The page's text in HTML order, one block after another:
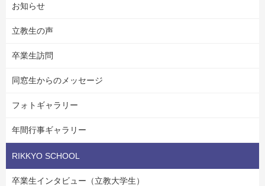
お知らせ
立教生の声
卒業生訪問
同窓生からのメッセージ
フォトギャラリー
年間行事ギャラリー
RIKKYO SCHOOL
卒業生インタビュー（立教大学生）